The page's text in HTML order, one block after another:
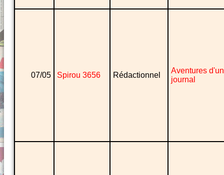
07/05 Spirou 3656 Rédactionnel
Aventures d'un
journal